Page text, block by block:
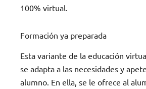
100% virtual.
Formación ya preparada
Esta variante de la educación
se adapta a las necesidades y
alumno. En ella, se le ofrece al